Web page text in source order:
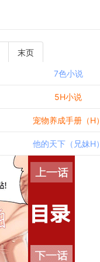
末页
7色小说
5H小说
宠物养成手册（H）
他的天下（兄妹H）